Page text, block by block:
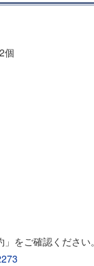
個
をご確認ください。